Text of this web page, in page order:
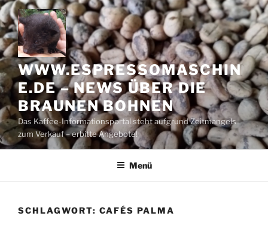
Zum
Inhalt
springen
WWW.ESPRESSOMASCHIN
E.DE – NEWS ÜBER DIE
BRAUNEN BOHNEN
Das Kaffee-Informationsportal steht aufgrund Zeitmangels
zum Verkauf – erbitte Angebote!
Menü
SCHLAGWORT: CAFÉS PALMA